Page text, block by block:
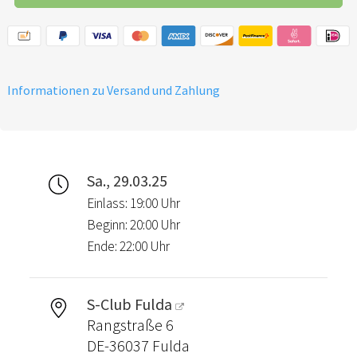
Informationen zu Versand und Zahlung
Sa., 29.03.25
Einlass: 19:00 Uhr
Beginn: 20:00 Uhr
Ende: 22:00 Uhr
S-Club Fulda
Rangstraße 6
DE-36037 Fulda